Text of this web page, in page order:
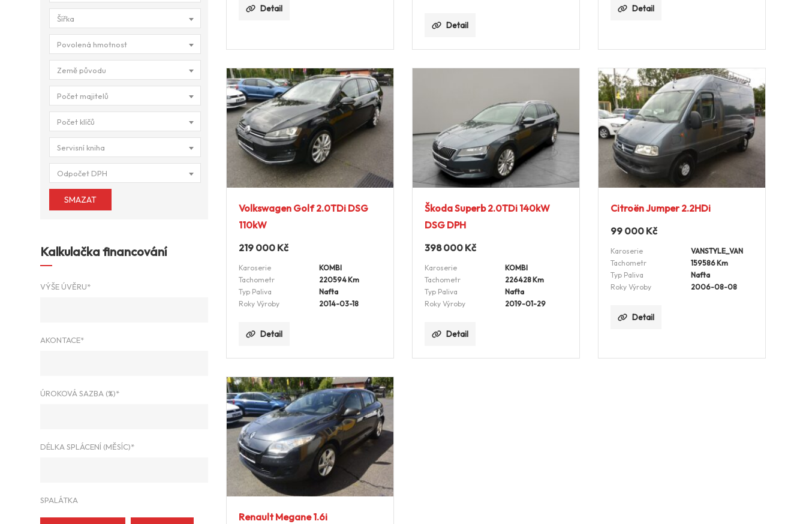
Šířka
Povolená hmotnost
Země původu
Počet majitelů
Počet klíčů
Servisní kniha
Odpočet DPH
SMAZAT
Kalkulačka financování
VÝŠE ÚVĚRU*
AKONTACE*
ÚROKOVÁ SAZBA (%)*
DÉLKA SPLÁCENÍ (MĚSÍC)*
SPALÁTKA
Detail
Detail
Detail
Volkswagen Golf 2.0TDi DSG
110kW
219 000 Kč
Karoserie
KOMBI
Tachometr
220594 Km
Typ Paliva
Nafta
Roky Výroby
2014-03-18
Detail
Škoda Superb 2.0TDi 140kW
DSG DPH
398 000 Kč
Karoserie
KOMBI
Tachometr
226428 Km
Typ Paliva
Nafta
Roky Výroby
2019-01-29
Detail
Citroën Jumper 2.2HDi
99 000 Kč
Karoserie
VANSTYLE_VAN
Tachometr
159586 Km
Typ Paliva
Nafta
Roky Výroby
2006-08-08
Detail
Renault Megane 1.6i